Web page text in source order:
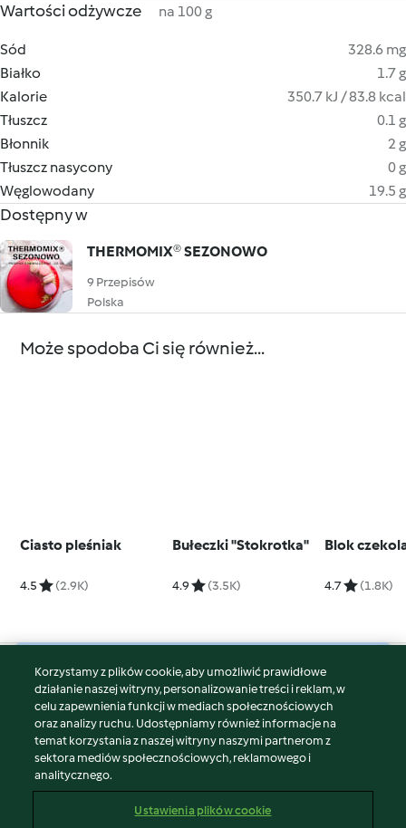
Wartości odżywcze na 100 g
Sód
328.6 mg
Białko
1.7 g
Kalorie
350.7 kJ / 83.8 kcal
Tłuszcz
0.1 g
Błonnik
2 g
Tłuszcz nasycony
0 g
Węglowodany
19.5 g
Dostępny w
THERMOMIX® SEZONOWO
9 Przepisów
Polska
Może spodoba Ci się również...
Ciasto pleśniak
4.5 (2.9K)
Bułeczki "Stokrotka"
4.9 (3.5K)
Blok
4.7 (1.8K)
© Copyright 2026
Warunki korzystania
Polityka prywatności
Disclaimer
Znak wydawcy
Korzystamy z plików cookie, aby umożliwić prawidłowe
działanie naszej witryny, personalizowanie treści i reklam, w
celu zapewnienia funkcji w mediach społecznościowych
oraz analizy ruchu. Udostępniamy również informacje na
temat korzystania z naszej witryny naszymi partnerom z
sektora mediów społecznościowych, reklamowego i
analitycznego.
Ustawienia plików cookie